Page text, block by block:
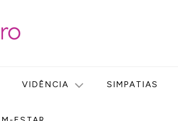
VIDÊNCIA SIMPATIAS